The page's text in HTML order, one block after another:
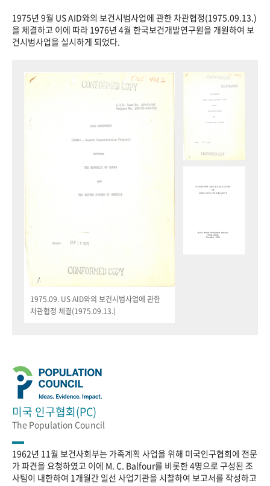
1975년 9월 US AID와의 보건시범사업에 관한 차관협정(1975.09.13.)
을 체결하고 이에 따라 1976년 4월 한국보건개발연구원을 개원하여 보
건시범사업을 실시하게 되었다.
1975.09. US AID와의 보건시범사업에 관한
차관협정 체결(1975.09.13.)
미국 인구협회(PC)
The Population Council
1962년 11월 보건사회부는 가족계획 사업을 위해 미국인구협회에 전문
가 파견을 요청하였고 이에 M. C. Balfour를 비롯한 4명으로 구성된 조
사팀이 내한하여 1개월간 일선 사업기관을 시찰하여 보고서를 작성하고